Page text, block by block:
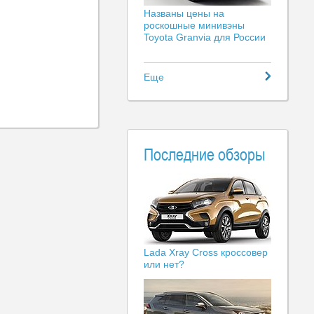
Названы цены на
роскошные минивэны
Toyota Granvia для России
Еще
Последние обзоры
Lada Xray Cross кроссовер
или нет?